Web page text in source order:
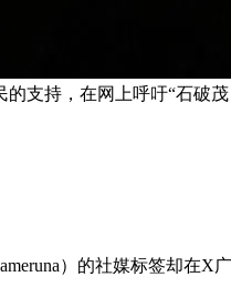
支持，在网上呼吁“石破茂
）的社媒标签却在X